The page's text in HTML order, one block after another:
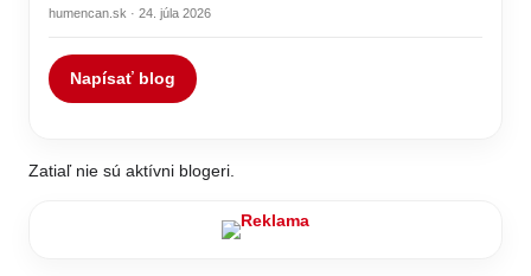
humencan.sk · 24. júla 2026
Napísať blog
Zatiaľ nie sú aktívni blogeri.